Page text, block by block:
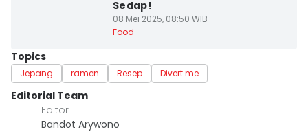
Sedap!
08 Mei 2025, 08:50 WIB
Food
Topics
Jepang ramen Resep Divert me
Editorial Team
Editor
Bandot Arywono